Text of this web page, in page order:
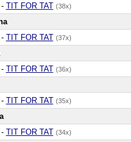
TIT FOR TAT (38x)
TIT FOR TAT (37x)
TIT FOR TAT (36x)
TIT FOR TAT (35x)
TIT FOR TAT (34x)